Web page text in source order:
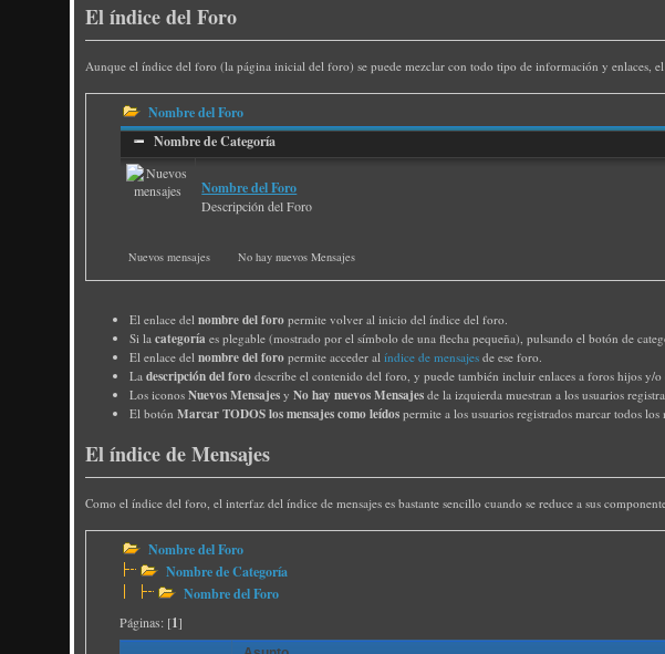
El índice del Foro
Aunque el índice del foro (la página inicial del foro) se puede mezclar con todo tipo de información y enlaces,
Nombre del Foro
Nombre de Categoría
Nombre del Foro
Descripción del Foro
Nuevos mensajes No hay nuevos Mensajes
El enlace delnombre del foro permite volver al inicio del índice del foro.
Si lacategoría es plegable (mostrado por el símbolo de una flecha pequeña), pulsando el botón de
El enlace delnombre del foro permite acceder alíndice de mensajes de ese foro.
Ladescripción del foro describe el contenido del foro, y puede también incluir enlaces a foros hijos y/o
Los iconosNuevos Mensajes yNo hay nuevos Mensajes de la izquierda muestran a los usuarios
El botónMarcar TODOS los mensajes como leídos permite a los usuarios registrados marcar todos
El índice de Mensajes
Como el índice del foro, el interfaz del índice de mensajes es bastante sencillo cuando se reduce a sus
Nombre del Foro
Nombre de Categoría
Nombre del Foro
Páginas: [1]